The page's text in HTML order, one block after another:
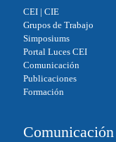
CEI| CIE
Grupos de Trabajo
Simposiums
Portal Luces CEI
Comunicación
Publicaciones
Formación
Comunicación